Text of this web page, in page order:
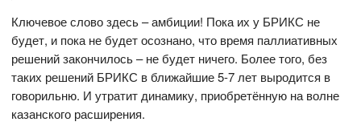
Ключевое слово здесь – амбиции! Пока их у БРИКС не
будет, и пока не будет осознано, что время паллиативных
решений закончилось – не будет ничего. Более того, без
таких решений БРИКС в ближайшие 5-7 лет выродится в
говорильню. И утратит динамику, приобретённую на волне
казанского расширения.